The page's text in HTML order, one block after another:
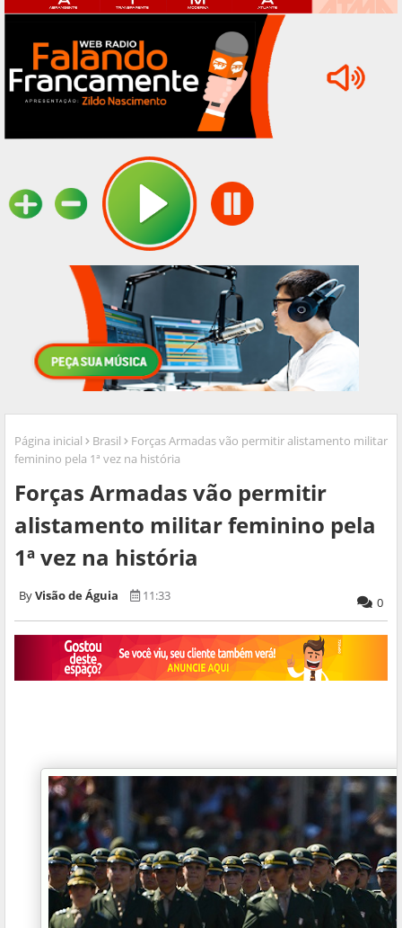
Página inicial Brasil
Forças Armadas vão permitir alistamento militar
feminino pela 1ª vez na história
Forças Armadas vão permitir
alistamento militar feminino pela
1ª vez na história
Visão de Águia 11:33 0